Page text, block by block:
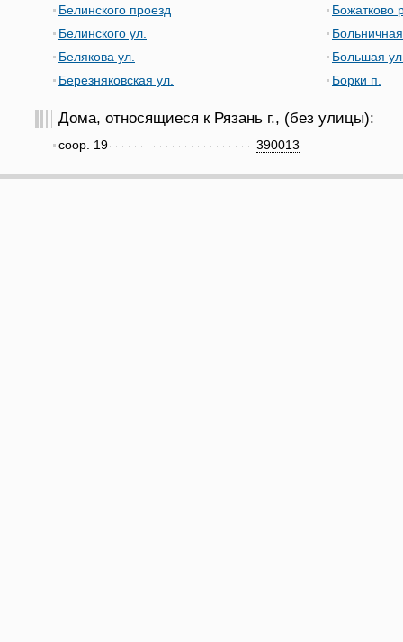
Белинского проезд
Белинского ул.
Белякова ул.
Березняковская ул.
Божатково
Большая
Борки п.
Дома, относящиеся к Рязань г., (без улицы):
390013
соор. 19